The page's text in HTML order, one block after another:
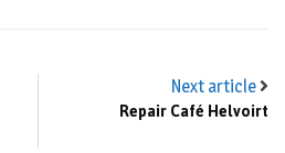
Next article
Repair Café Helvoirt